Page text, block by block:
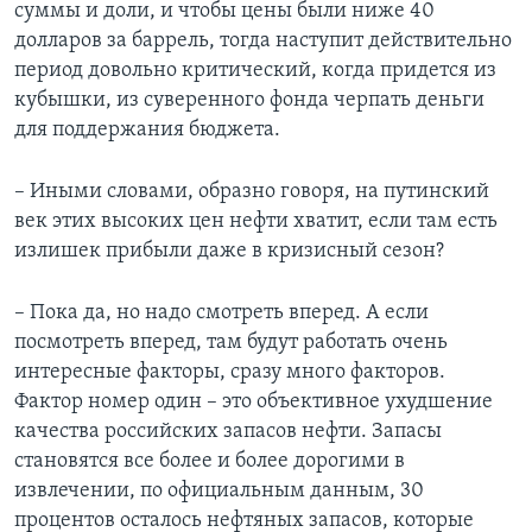
суммы и доли, и чтобы цены были ниже 40
долларов за баррель, тогда наступит действительно
период довольно критический, когда придется из
кубышки, из суверенного фонда черпать деньги
для поддержания бюджета.
– Иными словами, образно говоря, на путинский
век этих высоких цен нефти хватит, если там есть
излишек прибыли даже в кризисный сезон?
– Пока да, но надо смотреть вперед. А если
посмотреть вперед, там будут работать очень
интересные факторы, сразу много факторов.
Фактор номер один – это объективное ухудшение
качества российских запасов нефти. Запасы
становятся все более и более дорогими в
извлечении, по официальным данным, 30
процентов осталось нефтяных запасов, которые